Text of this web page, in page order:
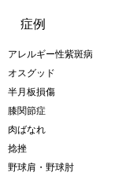
症例
アレルギー性紫斑病
オスグッド
半月板損傷
膝関節症
肉ばなれ
捻挫
野球肩・野球肘